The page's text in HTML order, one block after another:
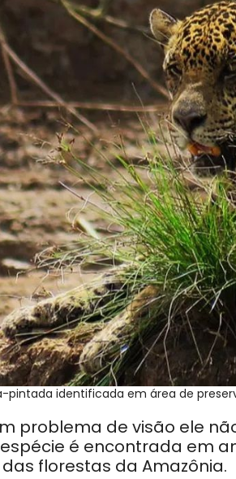
pintada identificada em área de
problema de visão ele
é encontrada em
florestas da Amazônia.